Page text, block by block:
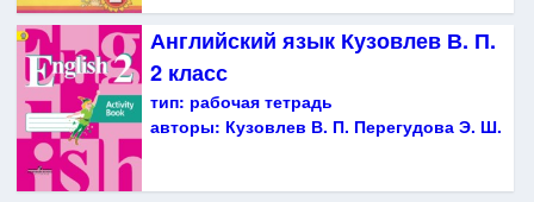
Английский язык Кузовлев В. П.
2 класс
тип: рабочая тетрадь
авторы: Кузовлев В. П. Перегудова Э. Ш.